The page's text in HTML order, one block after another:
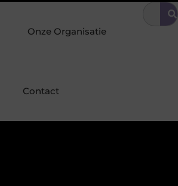
Onze Organisatie
Contact